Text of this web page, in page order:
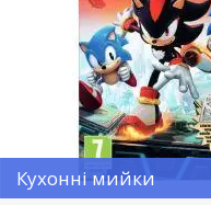
Кухонні мийки